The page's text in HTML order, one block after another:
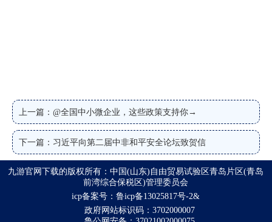
上一篇：@全国中小微企业，这些政策支持你→
下一篇：习近平向第二届中非和平安全论坛致贺信
九游官网下载的版权所有：中国(山东)自由贸易试验区青岛片区(青岛
前湾综合保税区)管理委员会
icp备案号：鲁icp备13025817号-2&
政府网站标识码：3702000007